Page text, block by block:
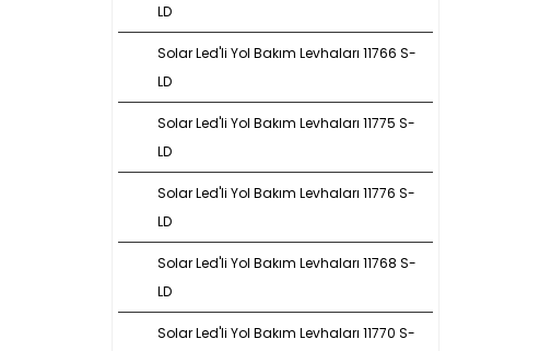
LD
Solar Led'li Yol Bakım Levhaları 11766 S-
LD
Solar Led'li Yol Bakım Levhaları 11775 S-
LD
Solar Led'li Yol Bakım Levhaları 11776 S-
LD
Solar Led'li Yol Bakım Levhaları 11768 S-
LD
Solar Led'li Yol Bakım Levhaları 11770 S-